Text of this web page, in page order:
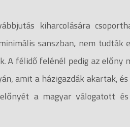
kiharcolására
sanszban, nem tudták
A félidő felénél pedig az előny
amit a házigazdák akartak,
a magyar válogatott